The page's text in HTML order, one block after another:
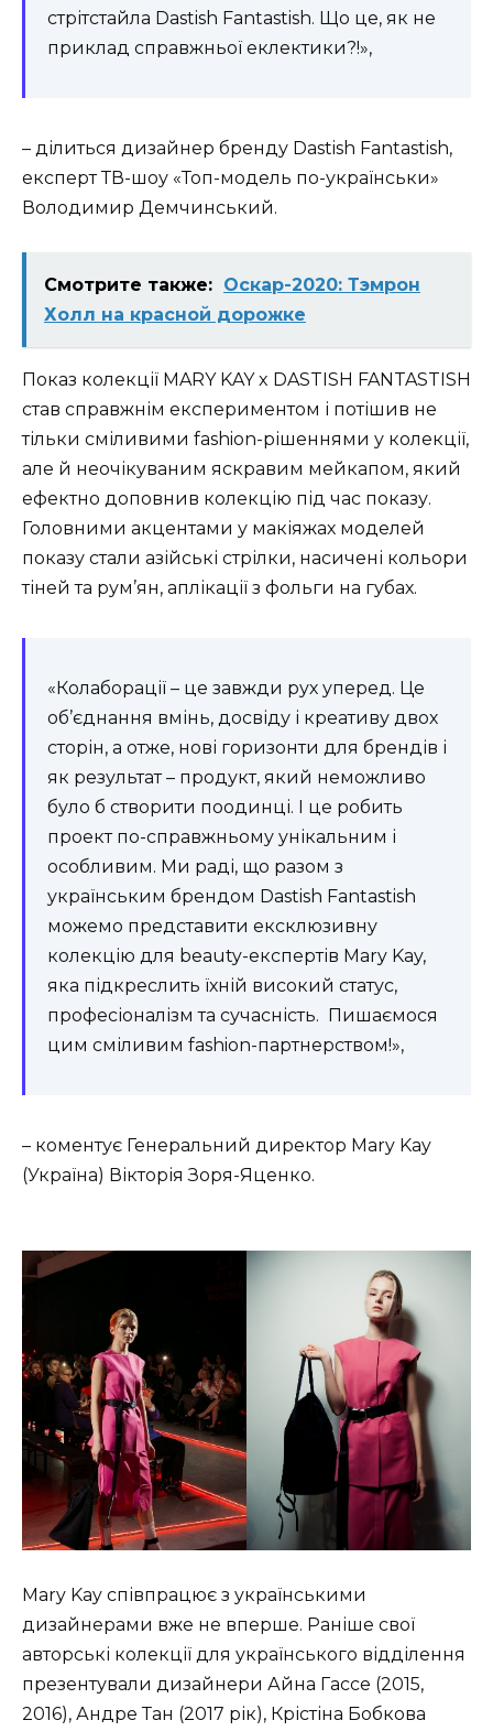
стрітстайла Dastish Fantastish. Що це, як не
приклад справжньої еклектики?!»,
– ділиться дизайнер бренду Dastish Fantastish,
експерт ТВ-шоу «Топ-модель по-українськи»
Володимир Демчинський.
Смотрите также: Оскар-2020: Тэмрон
Холл на красной дорожке
Показ колекції MARY KAY x DASTISH FANTASTISH
став справжнім експериментом і потішив не
тільки сміливими fashion-рішеннями у колекції,
але й неочікуваним яскравим мейкапом, який
ефектно доповнив колекцію під час показу.
Головними акцентами у макіяжах моделей
показу стали азійські стрілки, насичені кольори
тіней та рум’ян, аплікації з фольги на губах.
«Колаборації – це завжди рух уперед. Це
об’єднання вмінь, досвіду і креативу двох
сторін, а отже, нові горизонти для брендів і
як результат – продукт, який неможливо
було б створити поодинці. І це робить
проект по-справжньому унікальним і
особливим. Ми раді, що разом з
українським брендом Dastish Fantastish
можемо представити ексклюзивну
колекцію для beauty-експертів Mary Kay,
яка підкреслить їхній високий статус,
професіоналізм та сучасність. Пишаємося
цим сміливим fashion-партнерством!»,
– коментує Генеральний директор Mary Kay
(Україна) Вікторія Зоря-Яценко.
Mary Kay співпрацює з українськими
дизайнерами вже не вперше. Раніше свої
авторські колекції для українського відділення
презентували дизайнери Айна Гассе (2015,
2016), Андре Тан (2017 рік), Крістіна Бобкова